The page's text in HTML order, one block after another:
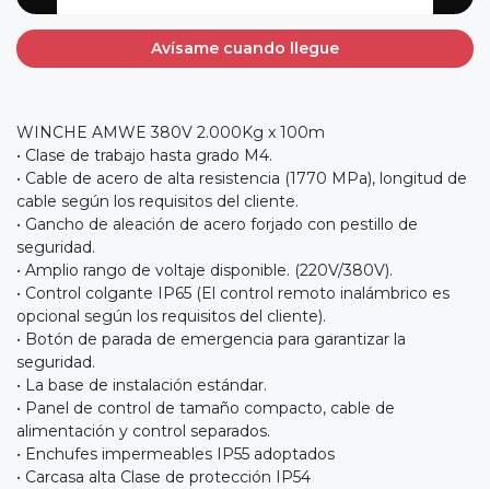
Avísame cuando llegue
WINCHE AMWE 380V 2.000Kg x 100m
• Clase de trabajo hasta grado M4.
• Cable de acero de alta resistencia (1770 MPa), longitud de
cable según los requisitos del cliente.
• Gancho de aleación de acero forjado con pestillo de
seguridad.
• Amplio rango de voltaje disponible. (220V/380V).
• Control colgante IP65 (El control remoto inalámbrico es
opcional según los requisitos del cliente).
• Botón de parada de emergencia para garantizar la
seguridad.
• La base de instalación estándar.
• Panel de control de tamaño compacto, cable de
alimentación y control separados.
• Enchufes impermeables IP55 adoptados
• Carcasa alta Clase de protección IP54